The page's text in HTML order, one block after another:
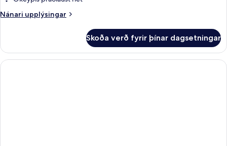
Nánari upplýsingar
Nánari
Skoða verð fyrir þínar dagsetningar